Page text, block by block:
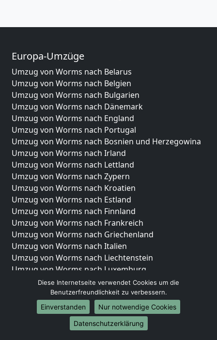
Europa-Umzüge
Umzug von Worms nach Belarus
Umzug von Worms nach Belgien
Umzug von Worms nach Bulgarien
Umzug von Worms nach Dänemark
Umzug von Worms nach England
Umzug von Worms nach Portugal
Umzug von Worms nach Bosnien und Herzegowina
Umzug von Worms nach Irland
Umzug von Worms nach Lettland
Umzug von Worms nach Zypern
Umzug von Worms nach Kroatien
Umzug von Worms nach Estland
Umzug von Worms nach Finnland
Umzug von Worms nach Frankreich
Umzug von Worms nach Griechenland
Umzug von Worms nach Italien
Umzug von Worms nach Liechtenstein
Umzug von Worms nach Luxemburg
Umzug von Worms nach Niederlande
Umzug von Worms nach Norwegen
Umzüge-Deutschlandweit
Umzug von Worms nach Berlin
Diese Internetseite verwendet Cookies um die
Benutzerfreundlichkeit zu verbessern.
Einverstanden
Nur notwendige Cookies
Datenschutzerklärung